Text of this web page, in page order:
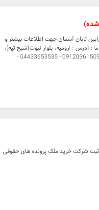
تابان آسمان جهت اطلاعات بیشتر و
: آدرس : ارومیه، بلوار نبوت(شیخ تپه)،
نبش کوچه 15، ساختمان کاج ایمیل : rabintaban@gmail.com تلفن : 09120361509 - 04433653535 -
ثبت شرکت خرید ملک پرونده های حقوقی